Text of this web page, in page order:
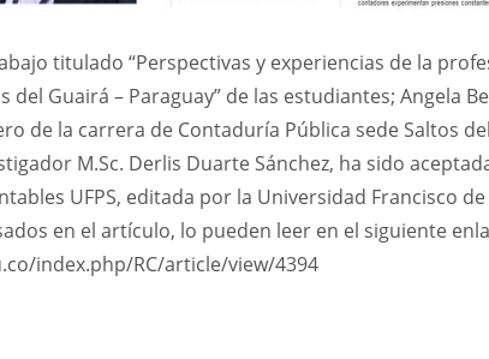
titulado “Perspectivas y experiencias de la
del Guairá – Paraguay” de las estudiantes; Angela
de la carrera de Contaduría Pública sede Saltos
M.Sc. Derlis Duarte Sánchez, ha sido
UFPS, editada por la Universidad Francisco
en el artículo, lo pueden leer en el siguiente
index.php/RC/article/view/4394